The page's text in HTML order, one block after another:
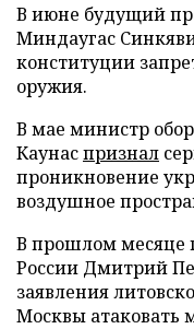
В июне будущий
Миндаугас
конституции
оружия.
В мае министр
Каунаспризнал
проникновение
воздушное
В прошлом месяце
России Дмитрий
заявления
Москвы атаковать